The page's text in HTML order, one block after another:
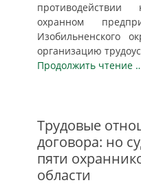
охранном
Изобильненского
организацию
Продолжить чтение
Трудовые
договора: но
пяти
области